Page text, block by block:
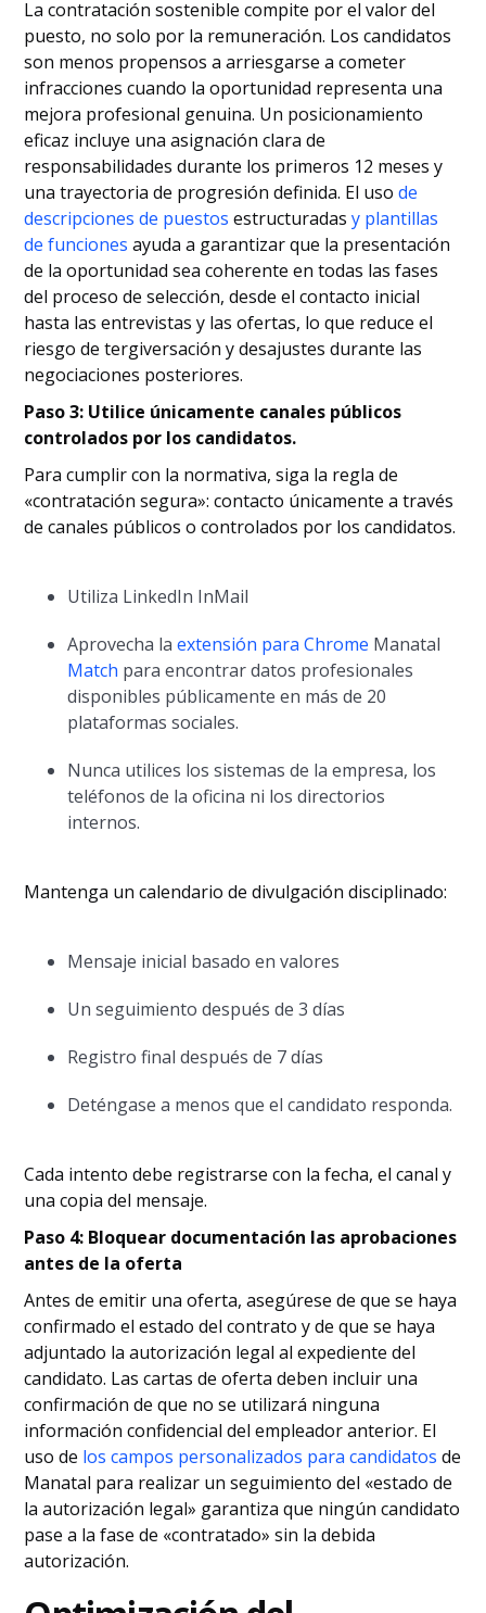
La contratación sostenible compite por el valor del
puesto, no solo por la remuneración. Los candidatos
son menos propensos a arriesgarse a cometer
infracciones cuando la oportunidad representa una
mejora profesional genuina. Un posicionamiento
eficaz incluye una asignación clara de
responsabilidades durante los primeros 12 meses y
una trayectoria de progresión definida. El usode
descripciones de puestos estructuradasy plantillas
de funciones ayuda a garantizar que la presentación
de la oportunidad sea coherente en todas las fases
del proceso de selección, desde el contacto inicial
hasta las entrevistas y las ofertas, lo que reduce el
riesgo de tergiversación y desajustes durante las
negociaciones posteriores.
Paso 3: Utilice únicamente canales públicos
controlados por los candidatos.
Para cumplir con la normativa, siga la regla de
«contratación segura»: contacto únicamente a través
de canales públicos o controlados por los candidatos.
Utiliza LinkedIn InMail
Aprovecha laextensión para Chrome Manatal
Match para encontrar datos profesionales
disponibles públicamente en más de 20
plataformas sociales.
Nunca utilices los sistemas de la empresa, los
teléfonos de la oficina ni los directorios
internos.
Mantenga un calendario de divulgación disciplinado:
Mensaje inicial basado en valores
Un seguimiento después de 3 días
Registro final después de 7 días
Deténgase a menos que el candidato responda.
Cada intento debe registrarse con la fecha, el canal y
una copia del mensaje.
Paso 4: Bloquear documentación las aprobaciones
antes de la oferta
Antes de emitir una oferta, asegúrese de que se haya
confirmado el estado del contrato y de que se haya
adjuntado la autorización legal al expediente del
candidato. Las cartas de oferta deben incluir una
confirmación de que no se utilizará ninguna
información confidencial del empleador anterior. El
uso de los campos personalizados para candidatos de
Manatal para realizar un seguimiento del «estado de
la autorización legal» garantiza que ningún candidato
pase a la fase de «contratado» sin la debida
autorización.